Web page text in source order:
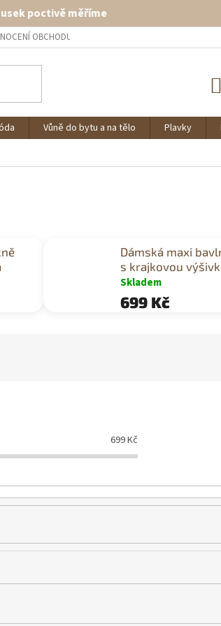
poctivě měříme
OBCHODU
Vůně do bytu a na tělo Plavky
Dámská maxi
s krajkovou
Skladem
699 Kč
699Kč